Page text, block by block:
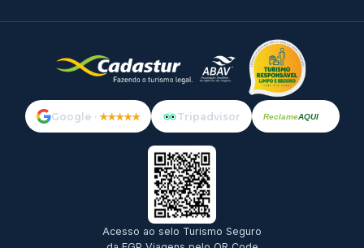
Google · ★★★★★ Tripadvisor ReclameAQUI
Acesso ao selo Turismo Seguro